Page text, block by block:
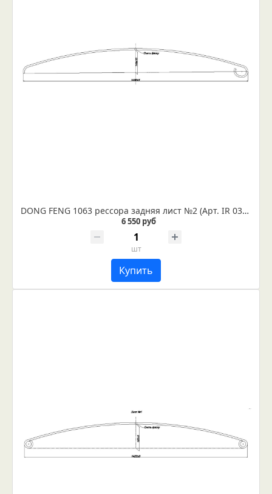
DONG FENG 1063 рессора задняя лист №2 (Арт. IR 03-03-02)
6 550 руб
шт
Купить